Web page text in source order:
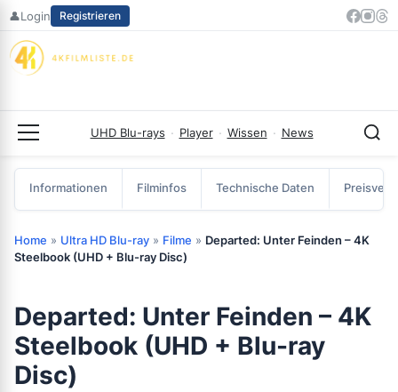
Zum
springen
👤Login Registrieren
UHD Blu-rays · Player · Wissen · News
Informationen Filminfos Technische Daten
Home » Ultra HD Blu-ray » Filme » Departed: Unter Feinden – 4K
Steelbook (UHD + Blu-ray Disc)
Departed: Unter Feinden – 4K
Steelbook (UHD + Blu-ray
Disc)